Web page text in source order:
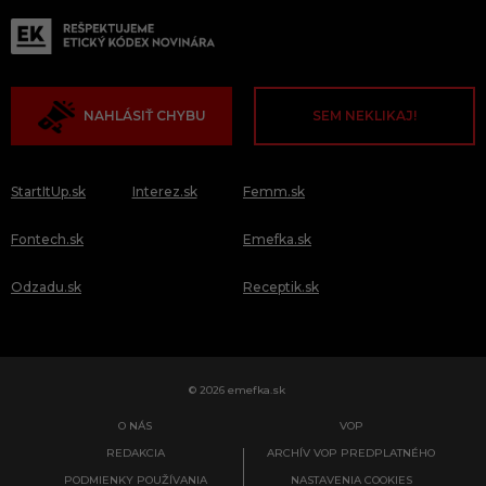
NAHLÁSIŤ CHYBU SEM NEKLIKAJ!
StartItUp.sk
Fontech.sk
Odzadu.sk
Interez.sk Femm.sk
Emefka.sk
Receptik.sk
© 2026 emefka.sk
O NÁS
REDAKCIA
PODMIENKY POUŽÍVANIA
VOP
ARCHÍV VOP PREDPLATNÉHO
NASTAVENIA COOKIES